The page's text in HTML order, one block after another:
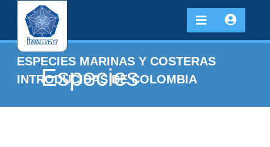
ESPECIES MARINAS Y COSTERAS
INTRODUCIDAS DE COLOMBIA
Especies